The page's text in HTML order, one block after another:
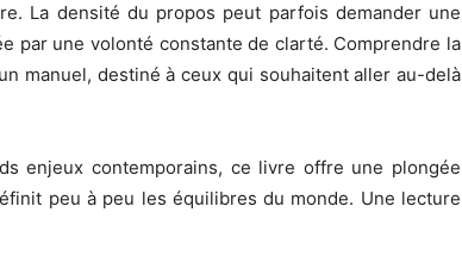
La densité du propos peut parfois demander une
par une volonté constante de clarté. Comprendre la
manuel, destiné à ceux qui souhaitent aller au-delà
enjeux contemporains, ce livre offre une plongée
peu à peu les équilibres du monde. Une lecture